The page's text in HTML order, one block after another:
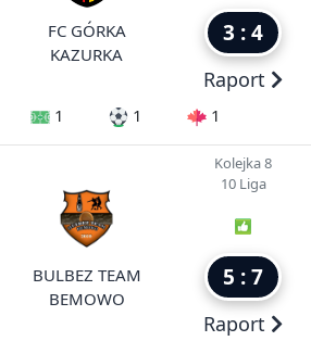
FC GÓRKA
KAZURKA
3 : 4
Raport
1 1 1
BULBEZ TEAM
BEMOWO
Kolejka 8
10 Liga
5 : 7
Raport